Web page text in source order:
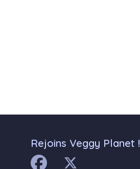
Rejoins Veggy Planet !